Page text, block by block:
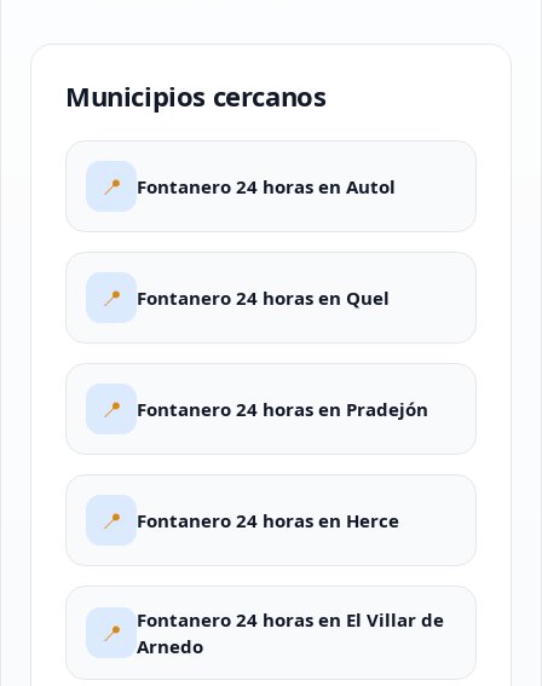
Municipios cercanos
📍 Fontanero 24 horas en Autol
📍 Fontanero 24 horas en Quel
📍 Fontanero 24 horas en Pradejón
📍 Fontanero 24 horas en Herce
📍
Fontanero 24 horas en El Villar de
Arnedo